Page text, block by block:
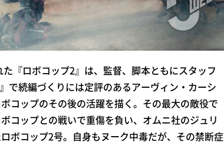
『ロボコップ2』は、監督、脚本ともにスタッフ
で続編づくりには定評のあるアーヴィン・カーシ
コップのその後の活躍を描く。その最大の敵役で
コップとの戦いで重傷を負い、オムニ社のジュリ
ボコップ2号。自身もヌーク中毒だが、その禁断症